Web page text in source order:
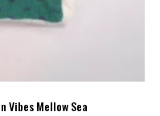
Vibes Mellow Sea